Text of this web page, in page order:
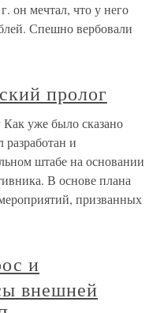
он мечтал, что у него
Спешно вербовали
пролог
Как уже было сказано
и
штабе на основании
В основе плана
призванных
и
внешней